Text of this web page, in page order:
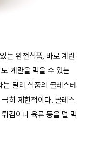
는 완전식품, 바로 계란
계란을 먹을 수 있는
는 달리 식품의 콜레스테
히 제한적이다. 콜레스
김이나 육류 등을 덜 먹